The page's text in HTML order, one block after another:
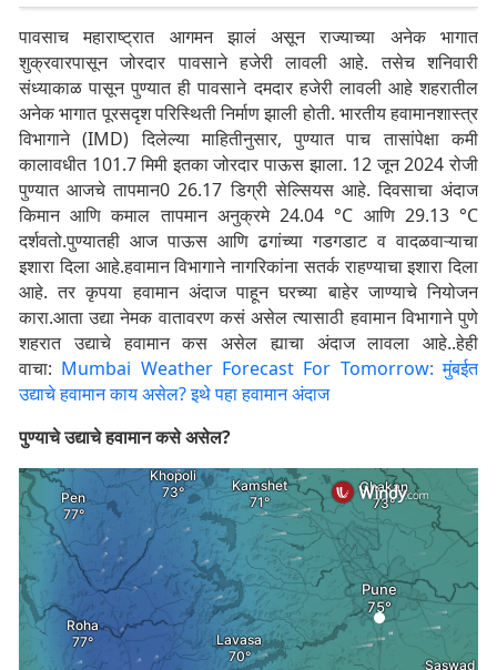
पावसाच महाराष्ट्रात आगमन झालं असून राज्याच्या अनेक भागात
शुक्रवारपासून जोरदार पावसाने हजेरी लावली आहे. तसेच शनिवारी
संध्याकाळ पासून पुण्यात ही पावसाने दमदार हजेरी लावली आहे शहरातील
अनेक भागात पूरसदृश परिस्थिती निर्माण झाली होती. भारतीय हवामानशास्त्र
विभागाने (IMD) दिलेल्या माहितीनुसार, पुण्यात पाच तासांपेक्षा कमी
कालावधीत 101.7 मिमी इतका जोरदार पाऊस झाला. 12 जून 2024 रोजी
पुण्यात आजचे तापमान0 26.17 डिग्री सेल्सियस आहे. दिवसाचा अंदाज
किमान आणि कमाल तापमान अनुक्रमे 24.04 °C आणि 29.13 °C
दर्शवतो.पुण्यातही आज पाऊस आणि ढगांच्या गडगडाट व वादळवाऱ्याचा
इशारा दिला आहे.हवामान विभागाने नागरिकांना सतर्क राहण्याचा इशारा दिला
आहे. तर कृपया हवामान अंदाज पाहून घरच्या बाहेर जाण्याचे नियोजन
कारा.आता उद्या नेमक वातावरण कसं असेल त्यासाठी हवामान विभागाने पुणे
शहरात उद्याचे हवामान कस असेल ह्याचा अंदाज लावला आहे..हेही
वाचा: Mumbai Weather Forecast For Tomorrow: मुंबईत
उद्याचे हवामान काय असेल? इथे पहा हवामान अंदाज
पुण्याचे उद्याचे हवामान कसे असेल?